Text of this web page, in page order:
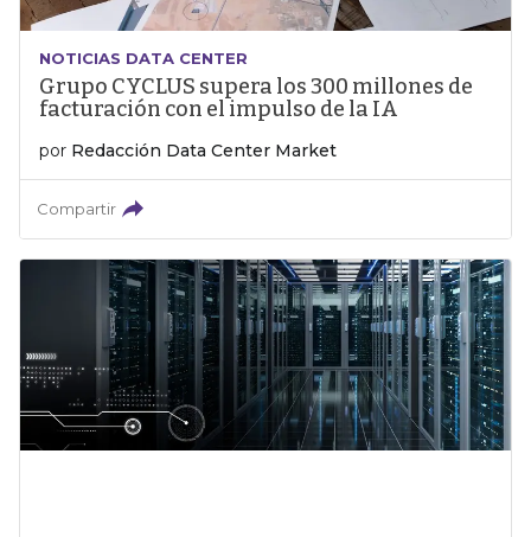
NOTICIAS DATA CENTER
Grupo CYCLUS supera los 300 millones de
facturación con el impulso de la IA
por Redacción Data Center Market
Compartir